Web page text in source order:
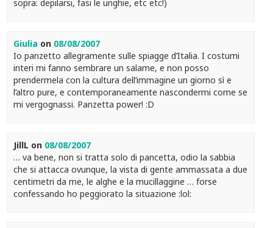
sopra: depilarsi, fasi le unghie, etc etc!)
Giulia on 08/08/2007
Io panzetto allegramente sulle spiagge d’Italia. I costumi
interi mi fanno sembrare un salame, e non posso
prendermela con la cultura dell’immagine un giorno sì e
l’altro pure, e contemporaneamente nascondermi come se
mi vergognassi. Panzetta power! :D
JillL on 08/08/2007
… va bene, non si tratta solo di pancetta, odio la sabbia
che si attacca ovunque, la vista di gente ammassata a due
centimetri da me, le alghe e la mucillaggine … forse
confessando ho peggiorato la situazione :lol: